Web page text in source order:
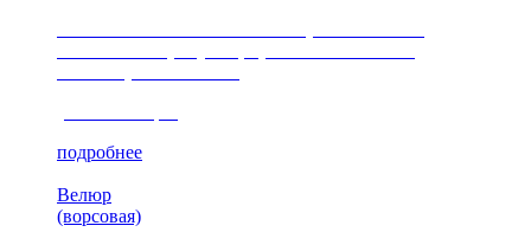
подробнее
Велюр
(ворсовая)